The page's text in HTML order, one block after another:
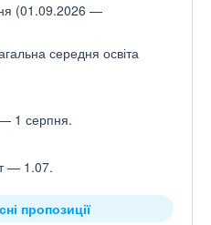
(01.09.2026 —
середня освіта
1 серпня.
— 1.07.
пропозиції